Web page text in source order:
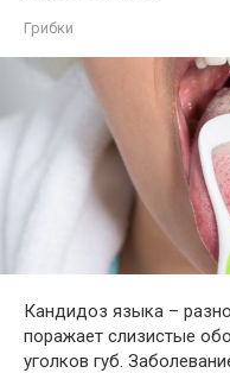
Грибки
Кандидоз языка –
поражает слизистые
уголков губ.